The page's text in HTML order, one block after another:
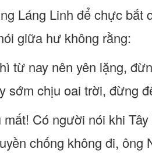
Láng Linh để chực bắt
giữa hư không rằng:
từ nay nên yên lặng,
sớm chịu oai trời, đừng
mất! Có người nói khi
chống không đi,